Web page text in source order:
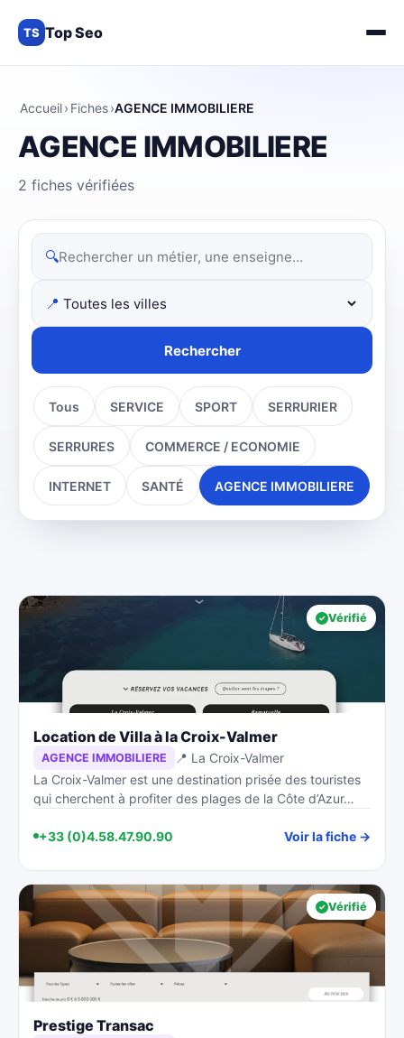
TS Top Seo
Accueil› Fiches›AGENCE IMMOBILIERE
AGENCE IMMOBILIERE
2 fiches vérifiées
🔍
📍
Rechercher
Tous SERVICE SPORT SERRURIER
SERRURES COMMERCE / ECONOMIE
INTERNET SANTÉ AGENCE IMMOBILIERE
Vérifié
Location de Villa à la Croix-Valmer
AGENCE IMMOBILIERE
📍 La Croix-Valmer
La Croix-Valmer est une destination prisée des touristes
qui cherchent à profiter des plages de la Côte d’Azur…
+33 (0)4.58.47.90.90 Voir la fiche →
Vérifié
Prestige Transac